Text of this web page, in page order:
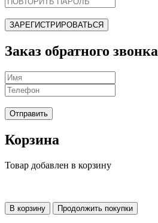
ЗАРЕГИСТРИРОВАТЬСЯ
Заказ обратного звонка
Отправить
Корзина
Товар добавлен в корзину
В корзину Продолжить покупки